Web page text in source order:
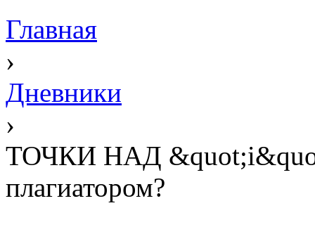
Главная
›
Дневники
›
ТОЧКИ НАД
плагиатором?